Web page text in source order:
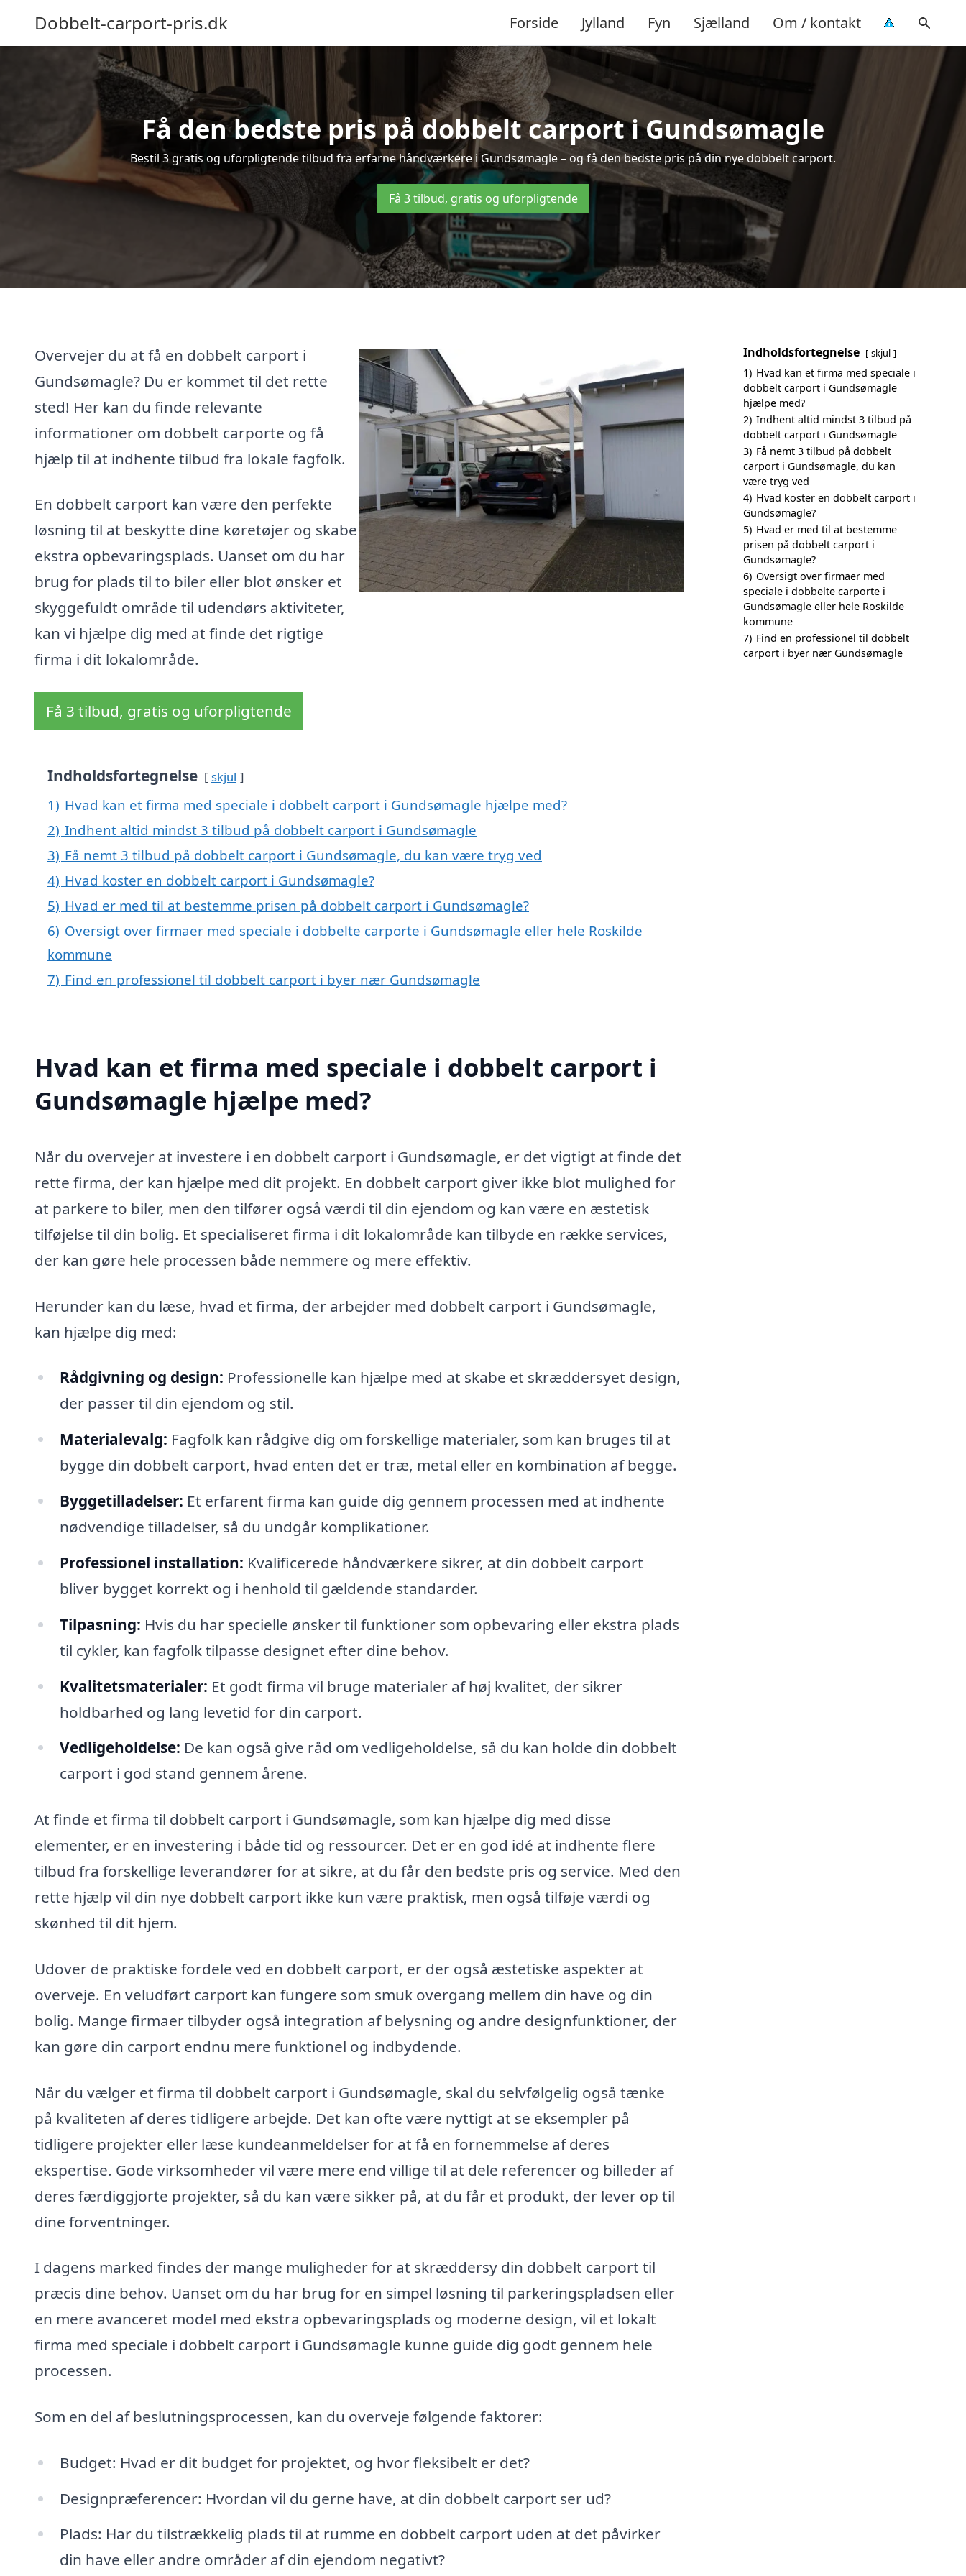
Dobbelt-carport-pris.dk Forside Jylland Fyn Sjælland Om / kontakt
Få den bedste pris på dobbelt carport i Gundsømagle
Bestil 3 gratis og uforpligtende tilbud fra erfarne håndværkere i Gundsømagle – og få den bedste pris på din nye dobbelt carport.
Få 3 tilbud, gratis og uforpligtende
Overvejer du at få en dobbelt carport i
Gundsømagle? Du er kommet til det rette
sted! Her kan du finde relevante
informationer om dobbelt carporte og få
hjælp til at indhente tilbud fra lokale fagfolk.
En dobbelt carport kan være den perfekte
løsning til at beskytte dine køretøjer og skabe
ekstra opbevaringsplads. Uanset om du har
brug for plads til to biler eller blot ønsker et
skyggefuldt område til udendørs aktiviteter,
kan vi hjælpe dig med at finde det rigtige
firma i dit lokalområde.
Få 3 tilbud, gratis og uforpligtende
Indholdsfortegnelse skjul
1) Hvad kan et firma med speciale i dobbelt carport i Gundsømagle hjælpe med?
2) Indhent altid mindst 3 tilbud på dobbelt carport i Gundsømagle
3) Få nemt 3 tilbud på dobbelt carport i Gundsømagle, du kan være tryg ved
4) Hvad koster en dobbelt carport i Gundsømagle?
5) Hvad er med til at bestemme prisen på dobbelt carport i Gundsømagle?
6) Oversigt over firmaer med speciale i dobbelte carporte i Gundsømagle eller hele Roskilde
kommune
7) Find en professionel til dobbelt carport i byer nær Gundsømagle
Hvad kan et firma med speciale i dobbelt carport i
Gundsømagle hjælpe med?
Når du overvejer at investere i en dobbelt carport i Gundsømagle, er det vigtigt at finde det
rette firma, der kan hjælpe med dit projekt. En dobbelt carport giver ikke blot mulighed for
at parkere to biler, men den tilfører også værdi til din ejendom og kan være en æstetisk
tilføjelse til din bolig. Et specialiseret firma i dit lokalområde kan tilbyde en række services,
der kan gøre hele processen både nemmere og mere effektiv.
Herunder kan du læse, hvad et firma, der arbejder med dobbelt carport i Gundsømagle,
kan hjælpe dig med:
Rådgivning og design: Professionelle kan hjælpe med at skabe et skræddersyet design,
der passer til din ejendom og stil.
Materialevalg: Fagfolk kan rådgive dig om forskellige materialer, som kan bruges til at
bygge din dobbelt carport, hvad enten det er træ, metal eller en kombination af begge.
Byggetilladelser: Et erfarent firma kan guide dig gennem processen med at indhente
nødvendige tilladelser, så du undgår komplikationer.
Professionel installation: Kvalificerede håndværkere sikrer, at din dobbelt carport
bliver bygget korrekt og i henhold til gældende standarder.
Tilpasning: Hvis du har specielle ønsker til funktioner som opbevaring eller ekstra plads
til cykler, kan fagfolk tilpasse designet efter dine behov.
Kvalitetsmaterialer: Et godt firma vil bruge materialer af høj kvalitet, der sikrer
holdbarhed og lang levetid for din carport.
Vedligeholdelse: De kan også give råd om vedligeholdelse, så du kan holde din dobbelt
carport i god stand gennem årene.
At finde et firma til dobbelt carport i Gundsømagle, som kan hjælpe dig med disse
elementer, er en investering i både tid og ressourcer. Det er en god idé at indhente flere
tilbud fra forskellige leverandører for at sikre, at du får den bedste pris og service. Med den
rette hjælp vil din nye dobbelt carport ikke kun være praktisk, men også tilføje værdi og
skønhed til dit hjem.
Udover de praktiske fordele ved en dobbelt carport, er der også æstetiske aspekter at
overveje. En veludført carport kan fungere som smuk overgang mellem din have og din
bolig. Mange firmaer tilbyder også integration af belysning og andre designfunktioner, der
kan gøre din carport endnu mere funktionel og indbydende.
Når du vælger et firma til dobbelt carport i Gundsømagle, skal du selvfølgelig også tænke
på kvaliteten af deres tidligere arbejde. Det kan ofte være nyttigt at se eksempler på
tidligere projekter eller læse kundeanmeldelser for at få en fornemmelse af deres
ekspertise. Gode virksomheder vil være mere end villige til at dele referencer og billeder af
deres færdiggjorte projekter, så du kan være sikker på, at du får et produkt, der lever op til
dine forventninger.
I dagens marked findes der mange muligheder for at skræddersy din dobbelt carport til
præcis dine behov. Uanset om du har brug for en simpel løsning til parkeringspladsen eller
en mere avanceret model med ekstra opbevaringsplads og moderne design, vil et lokalt
firma med speciale i dobbelt carport i Gundsømagle kunne guide dig godt gennem hele
processen.
Som en del af beslutningsprocessen, kan du overveje følgende faktorer:
Budget: Hvad er dit budget for projektet, og hvor fleksibelt er det?
Designpræferencer: Hvordan vil du gerne have, at din dobbelt carport ser ud?
Plads: Har du tilstrækkelig plads til at rumme en dobbelt carport uden at det påvirker
din have eller andre områder af din ejendom negativt?
Indholdsfortegnelse skjul
1) Hvad kan et firma med speciale i
dobbelt carport i Gundsømagle
hjælpe med?
2) Indhent altid mindst 3 tilbud på
dobbelt carport i Gundsømagle
3) Få nemt 3 tilbud på dobbelt
carport i Gundsømagle, du kan
være tryg ved
4) Hvad koster en dobbelt carport i
Gundsømagle?
5) Hvad er med til at bestemme
prisen på dobbelt carport i
Gundsømagle?
6) Oversigt over firmaer med
speciale i dobbelte carporte i
Gundsømagle eller hele Roskilde
kommune
7) Find en professionel til dobbelt
carport i byer nær Gundsømagle